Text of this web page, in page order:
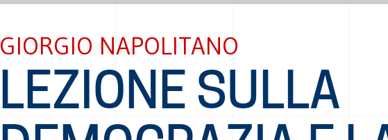
GIORGIO NAPOLITANO
LEZIONE SULLA